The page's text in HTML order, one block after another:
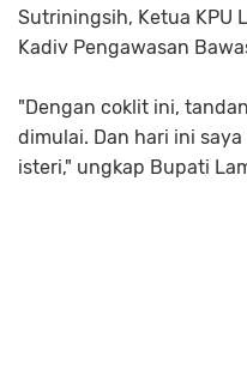
Sutriningsih, Ketua KPU
Kadiv Pengawasan
"Dengan coklit ini,
dimulai. Dan hari ini
isteri," ungkap Bupati